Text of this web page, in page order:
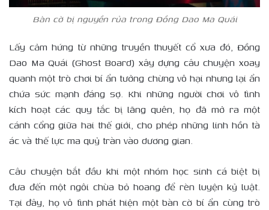
Bàn cờ bị nguyền rủa trong Đồng Dao Ma Quái
Lấy cảm hứng từ những truyền thuyết cổ xưa đó, Đồng
Dao Ma Quái (Ghost Board) xây dựng câu chuyện xoay
quanh một trò chơi bí ẩn tưởng chừng vô hại nhưng lại ẩn
chứa sức mạnh đáng sợ. Khi những người chơi vô tình
kích hoạt các quy tắc bị lãng quên, họ đã mở ra một
cánh cổng giữa hai thế giới, cho phép những linh hồn tà
ác và thế lực ma quỷ tràn vào dương gian.
Câu chuyện bắt đầu khi một nhóm học sinh cá biệt bị
đưa đến một ngôi chùa bỏ hoang để rèn luyện kỷ luật.
Tại đây, họ vô tình phát hiện một bàn cờ bí ẩn cùng trò